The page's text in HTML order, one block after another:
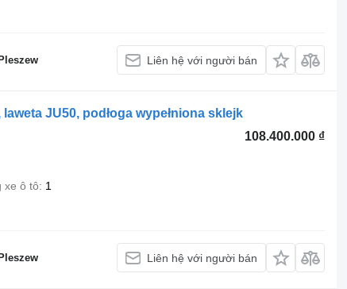
Liên hệ với người bán
JU50, podłoga wypełniona sklejk
108.400.000 ₫
xe ô tô 1
Liên hệ với người bán